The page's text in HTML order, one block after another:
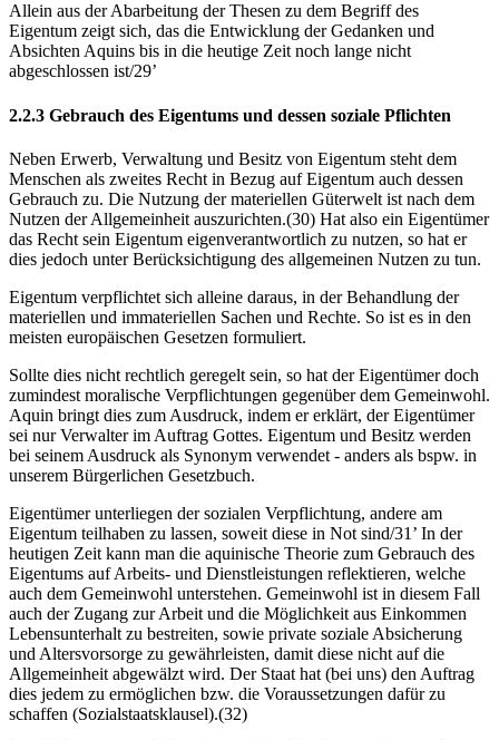
Allein aus der Abarbeitung der Thesen zu dem Begriff des
Eigentum zeigt sich, das die Entwicklung der Gedanken und
Absichten Aquins bis in die heutige Zeit noch lange nicht
abgeschlossen ist/29’
2.2.3 Gebrauch des Eigentums und dessen soziale Pflichten
Neben Erwerb, Verwaltung und Besitz von Eigentum steht dem
Menschen als zweites Recht in Bezug auf Eigentum auch dessen
Gebrauch zu. Die Nutzung der materiellen Güterwelt ist nach dem
Nutzen der Allgemeinheit auszurichten.(30) Hat also ein Eigentümer
das Recht sein Eigentum eigenverantwortlich zu nutzen, so hat er
dies jedoch unter Berücksichtigung des allgemeinen Nutzen zu tun.
Eigentum verpflichtet sich alleine daraus, in der Behandlung der
materiellen und immateriellen Sachen und Rechte. So ist es in den
meisten europäischen Gesetzen formuliert.
Sollte dies nicht rechtlich geregelt sein, so hat der Eigentümer doch
zumindest moralische Verpflichtungen gegenüber dem Gemeinwohl.
Aquin bringt dies zum Ausdruck, indem er erklärt, der Eigentümer
sei nur Verwalter im Auftrag Gottes. Eigentum und Besitz werden
bei seinem Ausdruck als Synonym verwendet - anders als bspw. in
unserem Bürgerlichen Gesetzbuch.
Eigentümer unterliegen der sozialen Verpflichtung, andere am
Eigentum teilhaben zu lassen, soweit diese in Not sind/31’ In der
heutigen Zeit kann man die aquinische Theorie zum Gebrauch des
Eigentums auf Arbeits- und Dienstleistungen reflektieren, welche
auch dem Gemeinwohl unterstehen. Gemeinwohl ist in diesem Fall
auch der Zugang zur Arbeit und die Möglichkeit aus Einkommen
Lebensunterhalt zu bestreiten, sowie private soziale Absicherung
und Altersvorsorge zu gewährleisten, damit diese nicht auf die
Allgemeinheit abgewälzt wird. Der Staat hat (bei uns) den Auftrag
dies jedem zu ermöglichen bzw. die Voraussetzungen dafür zu
schaffen (Sozialstaatsklausel).(32)